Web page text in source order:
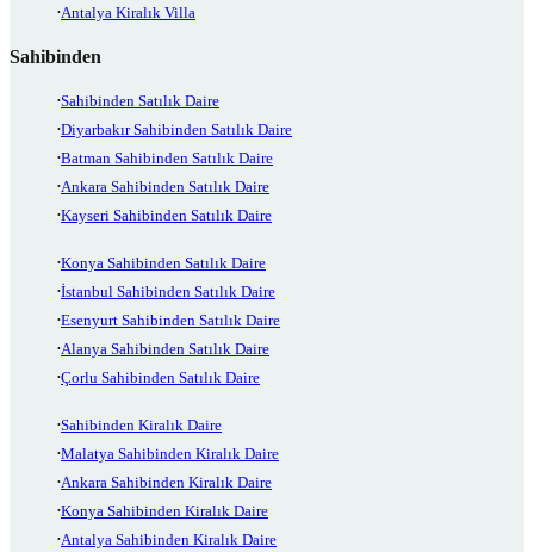
Antalya Kiralık Villa
Sahibinden
Sahibinden Satılık Daire
Diyarbakır Sahibinden Satılık Daire
Batman Sahibinden Satılık Daire
Ankara Sahibinden Satılık Daire
Kayseri Sahibinden Satılık Daire
Konya Sahibinden Satılık Daire
İstanbul Sahibinden Satılık Daire
Esenyurt Sahibinden Satılık Daire
Alanya Sahibinden Satılık Daire
Çorlu Sahibinden Satılık Daire
Sahibinden Kiralık Daire
Malatya Sahibinden Kiralık Daire
Ankara Sahibinden Kiralık Daire
Konya Sahibinden Kiralık Daire
Antalya Sahibinden Kiralık Daire